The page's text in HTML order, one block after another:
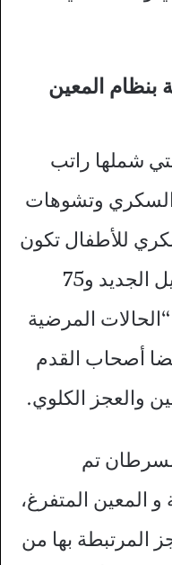
بنظام المعين
شملها راتب
وتشوهات
للأطفال تكون
خمسين بالمئة حسب التعديل الجديد و75
“الحالات المرضية
أصحاب القدم
والعجز الكلوي.
تم
و المعين المتفرغ،
المرتبطة بها من